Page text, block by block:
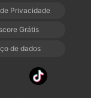
Privacidade
Grátis
de dados